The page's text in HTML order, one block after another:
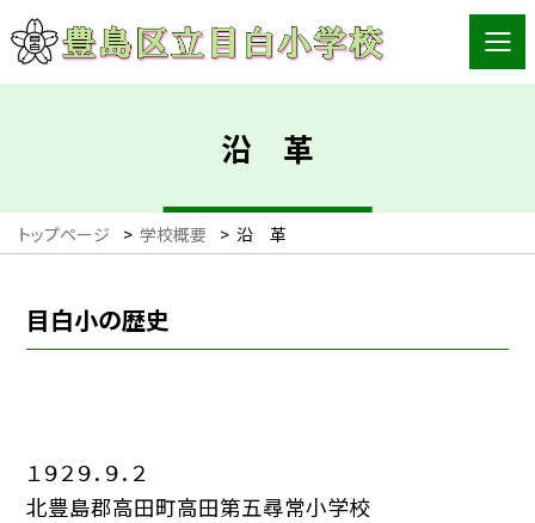
沿 革
トップページ > 学校概要 > 沿 革
目白小の歴史
１９２９．９．２
北豊島郡高田町高田第五尋常小学校